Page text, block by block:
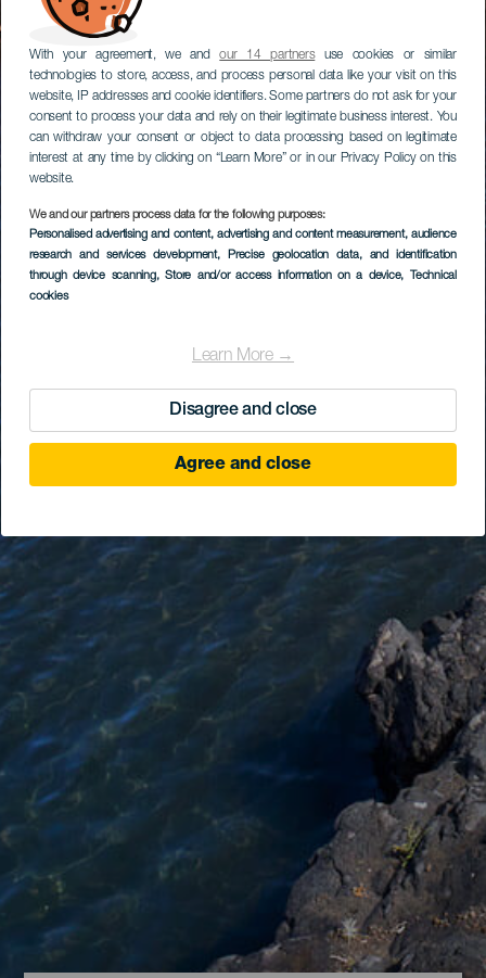
With your agreement, we andour 14 partnersuse cookies or similar
technologies to store, access, and process personal data like your visit on this
website, IP addresses and cookie identifiers. Some partners do not ask for your
consent to process your data and rely on their legitimate business interest. You
can withdraw your consent or object to data processing based on legitimate
interest at any time by clicking on “Learn More” or in our Privacy Policy on this
website.
We and our partners process data for the following purposes:
Personalised advertising and content, advertising and content measurement, audience
research and services development, Precise geolocation data, and identification
through device scanning, Store and/or access information on a device, Technical
cookies
Learn More →
Disagree and close
Agree and close